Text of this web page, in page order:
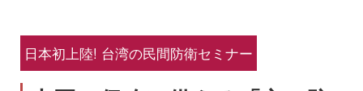
日本初上陸! 台湾の民間防衛セミナー